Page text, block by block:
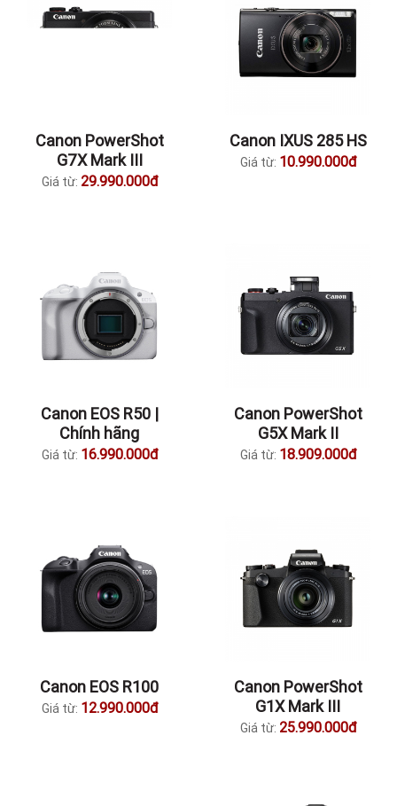
Canon PowerShot
G7X Mark III
Giá từ: 29.990.000đ
Canon IXUS 285 HS
Giá từ: 10.990.000đ
Canon EOS R50 |
Chính hãng
Giá từ: 16.990.000đ
Canon PowerShot
G5X Mark II
Giá từ: 18.909.000đ
Canon EOS R100
Giá từ: 12.990.000đ
Canon PowerShot
G1X Mark III
Giá từ: 25.990.000đ